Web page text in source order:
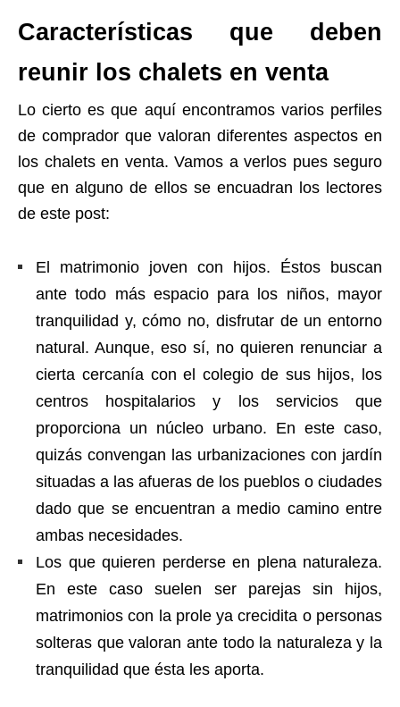
Características que deben
reunir los chalets en venta
Lo cierto es que aquí encontramos varios perfiles
de comprador que valoran diferentes aspectos en
los chalets en venta. Vamos a verlos pues seguro
que en alguno de ellos se encuadran los lectores
de este post:
El matrimonio joven con hijos. Éstos buscan
ante todo más espacio para los niños, mayor
tranquilidad y, cómo no, disfrutar de un entorno
natural. Aunque, eso sí, no quieren renunciar a
cierta cercanía con el colegio de sus hijos, los
centros hospitalarios y los servicios que
proporciona un núcleo urbano. En este caso,
quizás convengan las urbanizaciones con jardín
situadas a las afueras de los pueblos o ciudades
dado que se encuentran a medio camino entre
ambas necesidades.
Los que quieren perderse en plena naturaleza.
En este caso suelen ser parejas sin hijos,
matrimonios con la prole ya crecidita o personas
solteras que valoran ante todo la naturaleza y la
tranquilidad que ésta les aporta.